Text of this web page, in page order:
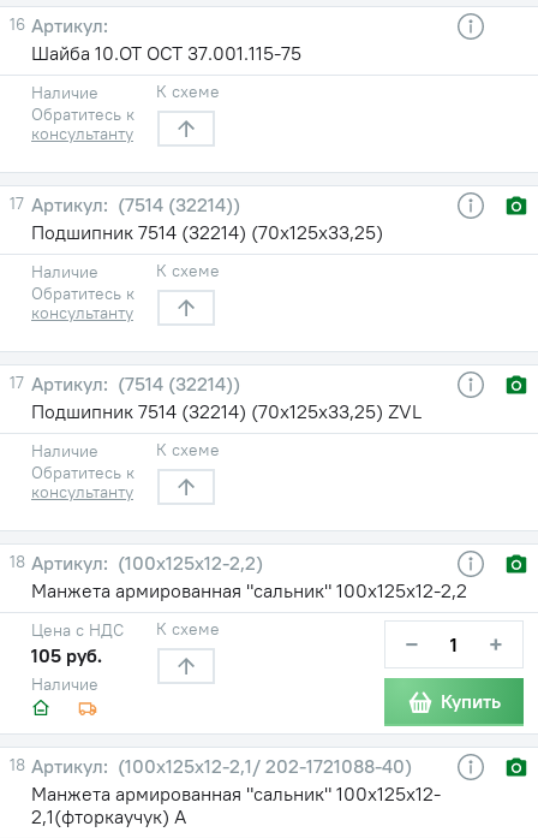
16
Шайба 10.ОТ ОСТ 37.001.115-75
Наличие
Обратитесь к
консультанту
К схеме
17
(7514 (32214))
Подшипник 7514 (32214) (70х125х33,25)
Наличие
Обратитесь к
консультанту
К схеме
17
(7514 (32214))
Подшипник 7514 (32214) (70х125х33,25) ZVL
Наличие
Обратитесь к
консультанту
К схеме
18
(100х125х12-2,2)
Манжета армированная "сальник" 100х125х12-2,2
Наличие
Цена с НДС
105 руб.
К схеме − +
Купить
18
(100х125х12-2,1/ 202-1721088-40)
Манжета армированная "сальник" 100х125х12-
2,1(фторкаучук) А